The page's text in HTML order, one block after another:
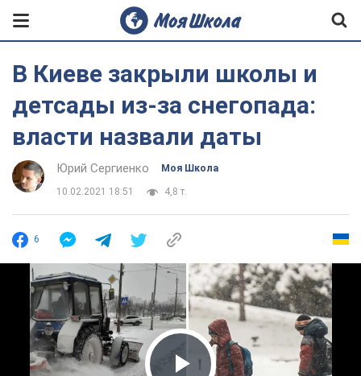
В Киеве закрыли школы и
детсады из-за снегопада:
власти назвали даты
Юрий Сергиенко Моя Школа
10.02.2021 18:51 4,8 т.
6